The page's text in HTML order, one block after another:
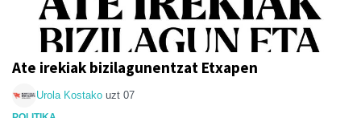
Ate irekiak bizilagunentzat Etxapen
Urola Kostako uzt 07